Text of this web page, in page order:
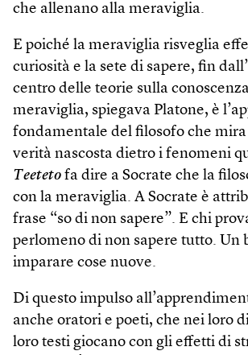
che allenano alla meraviglia.
E poiché la meraviglia risveglia
curiosità e la sete di sapere, fin
centro delle teorie sulla
meraviglia, spiegava Platone, è
fondamentale del filosofo che mira
verità nascosta dietro i fenomeni
Teeteto fa dire a Socrate che la
con la meraviglia. A Socrate è
frase “so di non sapere”. E chi
perlomeno di non sapere tutto. Un
imparare cose nuove.
Di questo impulso
anche oratori e poeti, che nei loro
loro testi giocano con gli effetti di